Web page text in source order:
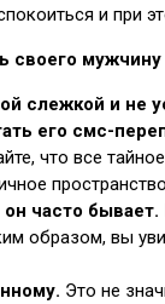
и при
слежкой и не
его смс-
что все
он часто бывает.
образом, вы
Это не